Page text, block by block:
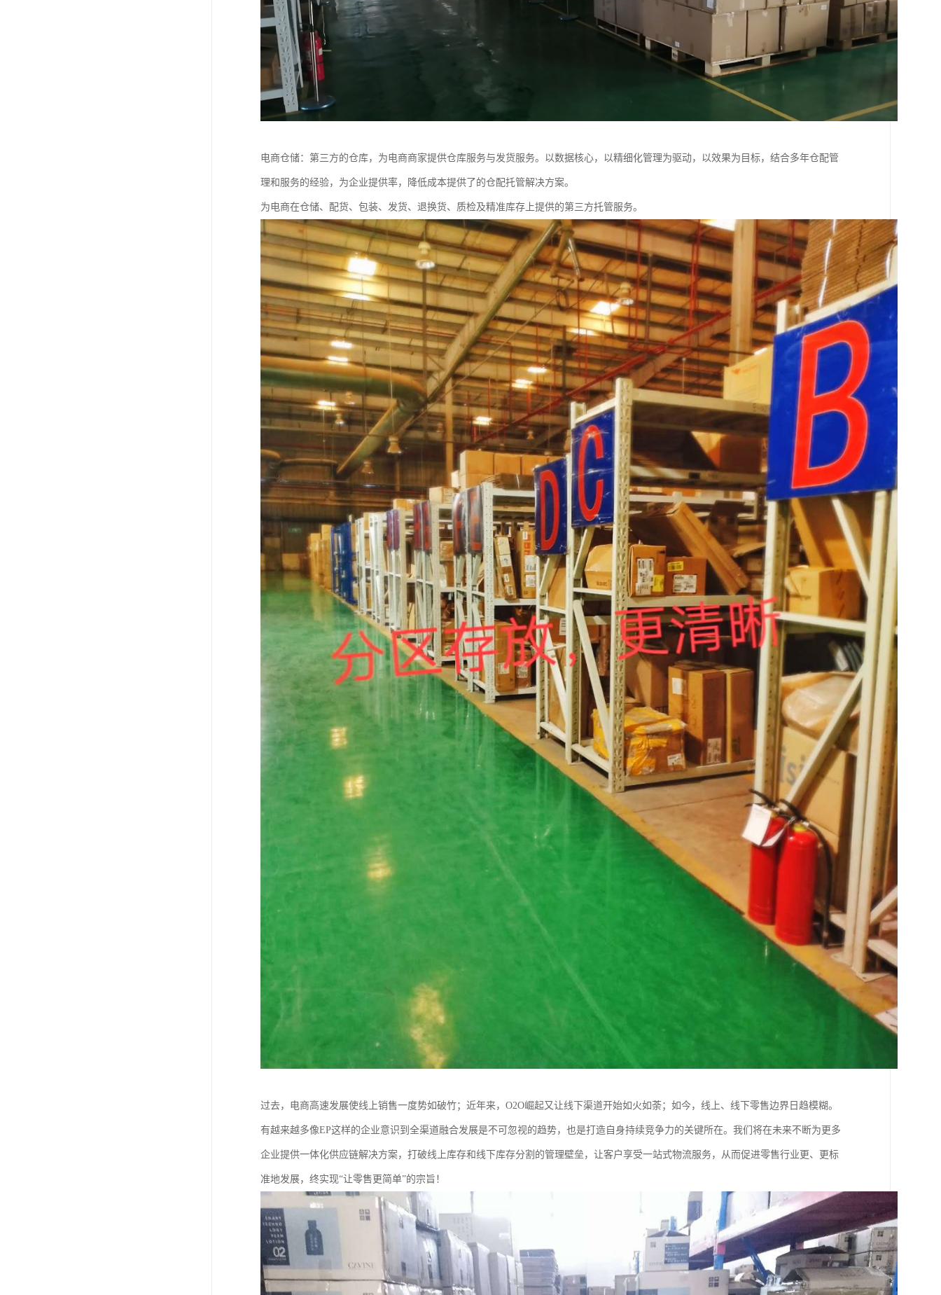
电商仓储：第三方的仓库，为电商商家提供仓库服务与发货服务。以数据核心，以精细化管理为驱动，以效果为目标，结合多年仓配管
理和服务的经验，为企业提供率，降低成本提供了的仓配托管解决方案。
为电商在仓储、配货、包装、发货、退换货、质检及精准库存上提供的第三方托管服务。
过去，电商高速发展使线上销售一度势如破竹；近年来，O2O崛起又让线下渠道开始如火如荼；如今，线上、线下零售边界日趋模糊。
有越来越多像EP这样的企业意识到全渠道融合发展是不可忽视的趋势，也是打造自身持续竞争力的关键所在。我们将在未来不断为更多
企业提供一体化供应链解决方案，打破线上库存和线下库存分割的管理壁垒，让客户享受一站式物流服务，从而促进零售行业更、更标
准地发展，终实现“让零售更简单”的宗旨！